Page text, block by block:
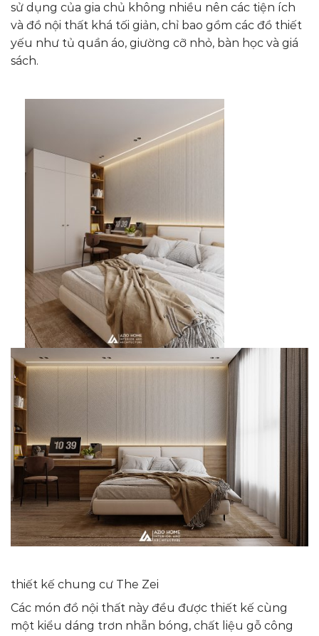
sử dụng của gia chủ không nhiều nên các tiện ích
và đồ nội thất khá tối giản, chỉ bao gồm các đồ thiết
yếu như tủ quần áo, giường cỡ nhỏ, bàn học và giá
sách.
thiết kế chung cư The Zei
Các món đồ nội thất này đều được thiết kế cùng
một kiểu dáng trơn nhẵn bóng, chất liệu gỗ công